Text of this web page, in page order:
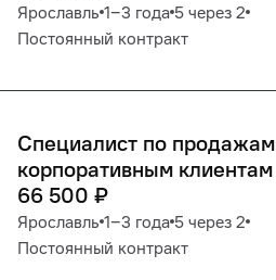
Ярославль 1‒3 года 5 через 2
Постоянный контракт
Специалист по продажам
корпоративным клиентам
66 500 ₽
Ярославль 1‒3 года 5 через 2
Постоянный контракт